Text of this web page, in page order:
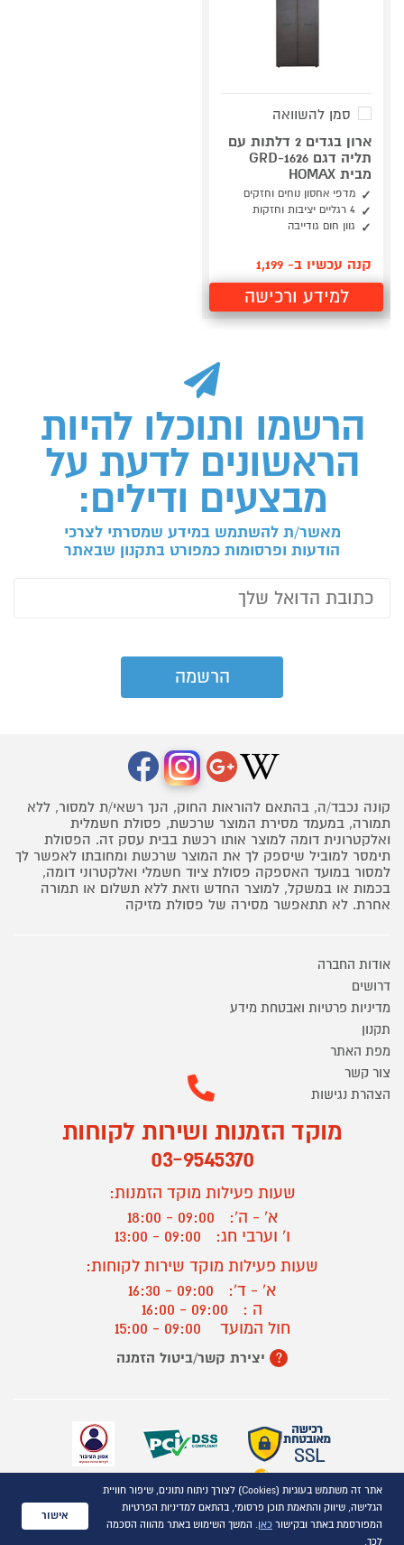
סמן להשוואה
ארון בגדים 2 דלתות עם
תליה דגם GRD-1626
מבית HOMAX
מדפי אחסון נוחים וחזקים
4 רגליים יציבות וחזקות
גוון חום גודייבה
קנה עכשיו ב- 1,199
למידע ורכישה
הרשמו ותוכלו להיות
הראשונים לדעת על
מבצעים ודילים:
מאשר/ת להשתמש במידע שמסרתי לצרכי
הודעות ופרסומות כמפורט בתקנון שבאתר
קונה נכבד/ה, בהתאם להוראות החוק, הנך רשאי/ת למסור, ללא
תמורה, במעמד מסירת המוצר שרכשת, פסולת חשמלית
ואלקטרונית דומה למוצר אותו רכשת בבית עסק זה. הפסולת
תימסר למוביל שיספק לך את המוצר שרכשת ומחובתו לאפשר לך
למסור במועד האספקה פסולת ציוד חשמלי ואלקטרוני דומה,
בכמות או במשקל, למוצר החדש וזאת ללא תשלום או תמורה
אחרת. לא תתאפשר מסירה של פסולת מזיקה
אודות החברה
דרושים
מדיניות פרטיות ואבטחת מידע
תקנון
מפת האתר
צור קשר
הצהרת נגישות
מוקד הזמנות ושירות לקוחות
03-9545370
שעות פעילות מוקד הזמנות:
א' - ה':
09:00 - 18:00
ו' וערבי חג:
09:00 - 13:00
שעות פעילות מוקד שירות לקוחות:
א' - ד':
09:00 - 16:30
ה :
09:00 - 16:00
חול המועד
? יצירת קשר/ביטול הזמנה
כל הזכויות שמורות P1000© 2021
התמונות להמחשה בלבד
ט.ל.ח.
אתר זה משתמש בעוגיות (Cookies) לצורך ניתוח נתונים, שיפור חוויית
הגלישה, שיווק והתאמת תוכן פרסומי, בהתאם למדיניות הפרטיות
המפורסמת באתר ובקישור כאן. המשך השימוש באתר מהווה הסכמה
לכך.
אישור